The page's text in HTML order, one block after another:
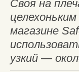
Своя на
магазине
узкий —